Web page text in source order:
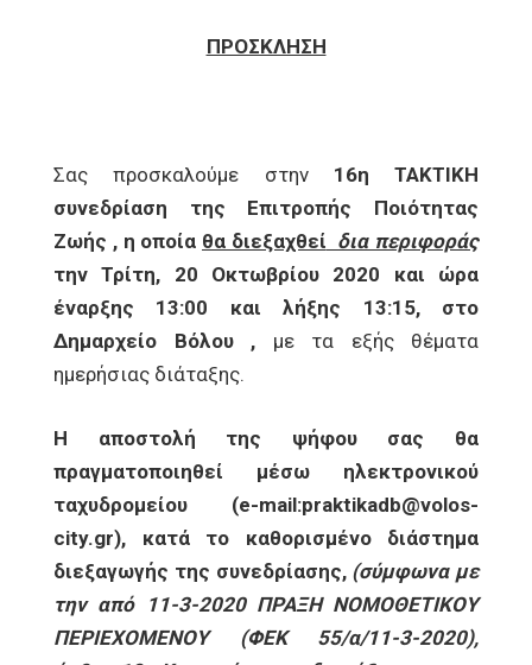
ΠΡΟΣΚΛΗΣΗ
Σας προσκαλούμε στην16η ΤΑΚΤΙΚΗ
συνεδρίαση της Επιτροπής Ποιότητας
Ζωής , η οποία θα διεξαχθεί δια περιφοράς
την Τρίτη, 20 Οκτωβρίου 2020 και ώρα
έναρξης 13:00 και λήξης 13:15, στο
Δημαρχείο Βόλου , με τα εξής θέματα
ημερήσιας διάταξης.
Η αποστολή της ψήφου σας θα
πραγματοποιηθεί μέσω ηλεκτρονικού
ταχυδρομείου (e-mail:praktikadb@volos-
city.gr), κατά το καθορισμένο διάστημα
διεξαγωγής της συνεδρίασης, (σύμφωνα με
την από 11-3-2020 ΠΡΑΞΗ ΝΟΜΟΘΕΤΙΚΟΥ
ΠΕΡΙΕΧΟΜΕΝΟΥ (ΦΕΚ 55/α/11-3-2020),